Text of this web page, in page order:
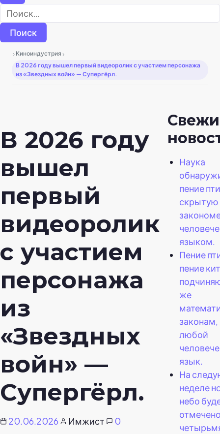
Найти:
› Киноиндустрия ›
В 2026 году вышел первый видеоролик с участием персонажа
из «Звездных войн» — Супергёрл.
В 2026 году
вышел
первый
видеоролик
с участием
персонажа
из
«Звездных
войн» —
Супергёрл.
20.06.2026 Имжист
0
Наука
пение
скрытую
языком.
Пение
пение
же
законам,
любой
язык.
На
неделе
небо